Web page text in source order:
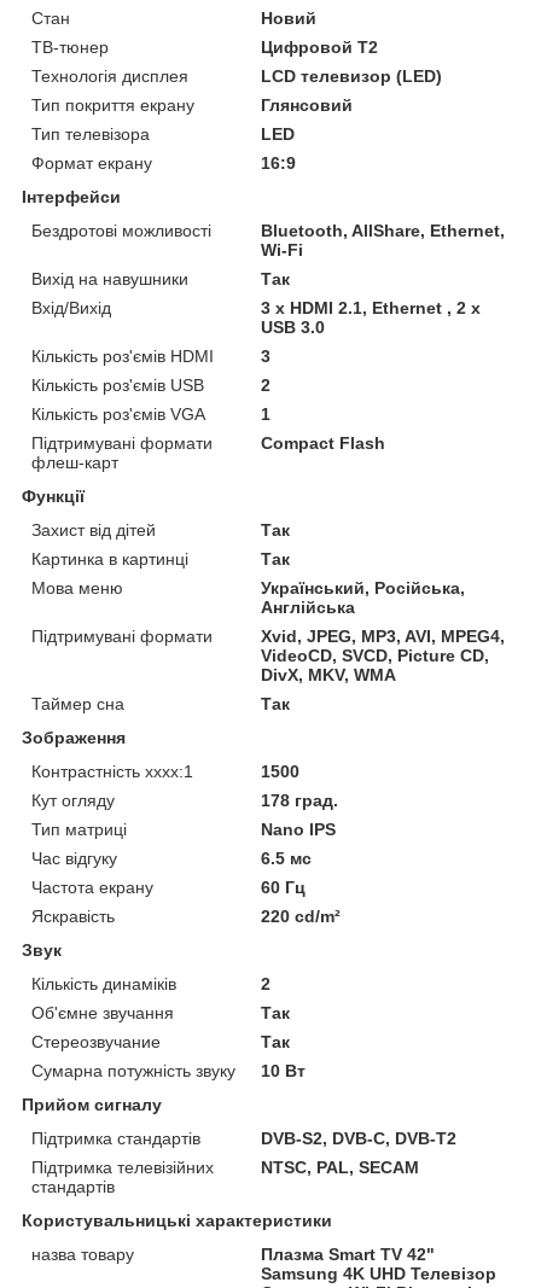
Стан
Новий
ТВ-тюнер
Цифровой Т2
Технологія дисплея
LCD телевизор (LED)
Тип покриття екрану
Глянсовий
Тип телевізора
LED
Формат екрану
16:9
Інтерфейси
Бездротові можливості
Bluetooth, AllShare, Ethernet,
Wi-Fi
Вихід на навушники
Так
Вхід/Вихід
3 x HDMI 2.1, Ethernet , 2 x
USB 3.0
Кількість роз'ємів HDMI
3
Кількість роз'ємів USB
2
Кількість роз'ємів VGA
1
Підтримувані формати
флеш-карт
Compact Flash
Функції
Захист від дітей
Так
Картинка в картинці
Так
Мова меню
Український, Російська,
Англійська
Підтримувані формати
Xvid, JPEG, MP3, AVI, MPEG4,
VideoCD, SVCD, Picture CD,
DivX, MKV, WMA
Таймер сна
Так
Зображення
Контрастність хххх:1
1500
Кут огляду
178 град.
Тип матриці
Nano IPS
Час відгуку
6.5 мс
Частота екрану
60 Гц
Яскравість
220 cd/m²
Звук
Кількість динаміків
2
Об'ємне звучання
Так
Стереозвучание
Так
Сумарна потужність звуку
10 Вт
Прийом сигналу
Підтримка стандартів
DVB-S2, DVB-C, DVB-T2
Підтримка телевізійних
стандартів
NTSC, PAL, SECAM
Користувальницькі характеристики
назва товару
Плазма Smart TV 42"
Samsung 4K UHD Телевізор